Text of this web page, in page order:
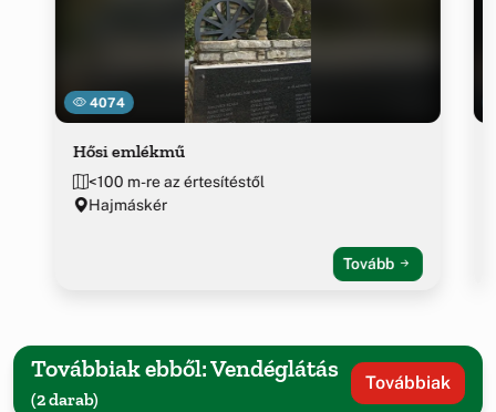
4074
Hősi emlékmű
<100 m-re az értesítéstől
Hajmáskér
Tovább
Továbbiak ebből: Vendéglátás
(2 darab)
Továbbiak